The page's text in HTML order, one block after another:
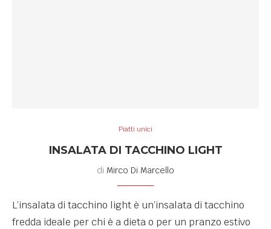
Piatti unici
INSALATA DI TACCHINO LIGHT
di Mirco Di Marcello
L’insalata di tacchino light è un’insalata di tacchino
fredda ideale per chi è a dieta o per un pranzo estivo